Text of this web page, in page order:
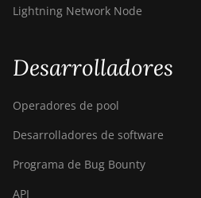
Lightning Network Node
Desarrolladores
Operadores de pool
Desarrolladores de software
Programa de Bug Bounty
API